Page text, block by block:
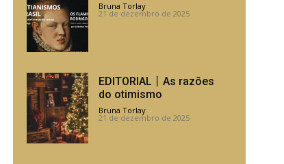
Bruna Torlay -
21 de dezembro de 2025
EDITORIAL丨As razões
do otimismo
Bruna Torlay -
21 de dezembro de 2025